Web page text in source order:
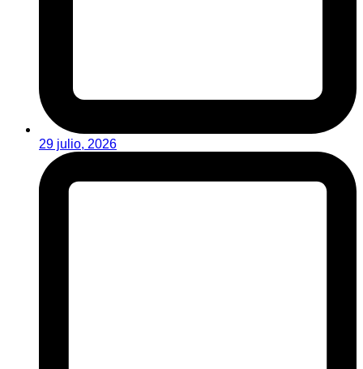
29 julio, 2026